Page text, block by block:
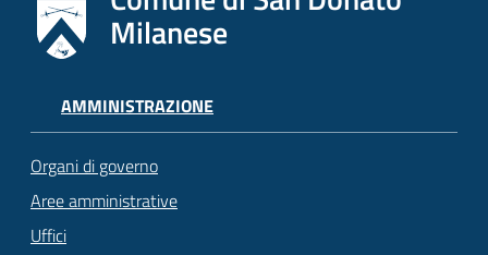
Milanese
AMMINISTRAZIONE
Organi di governo
Aree amministrative
Uffici